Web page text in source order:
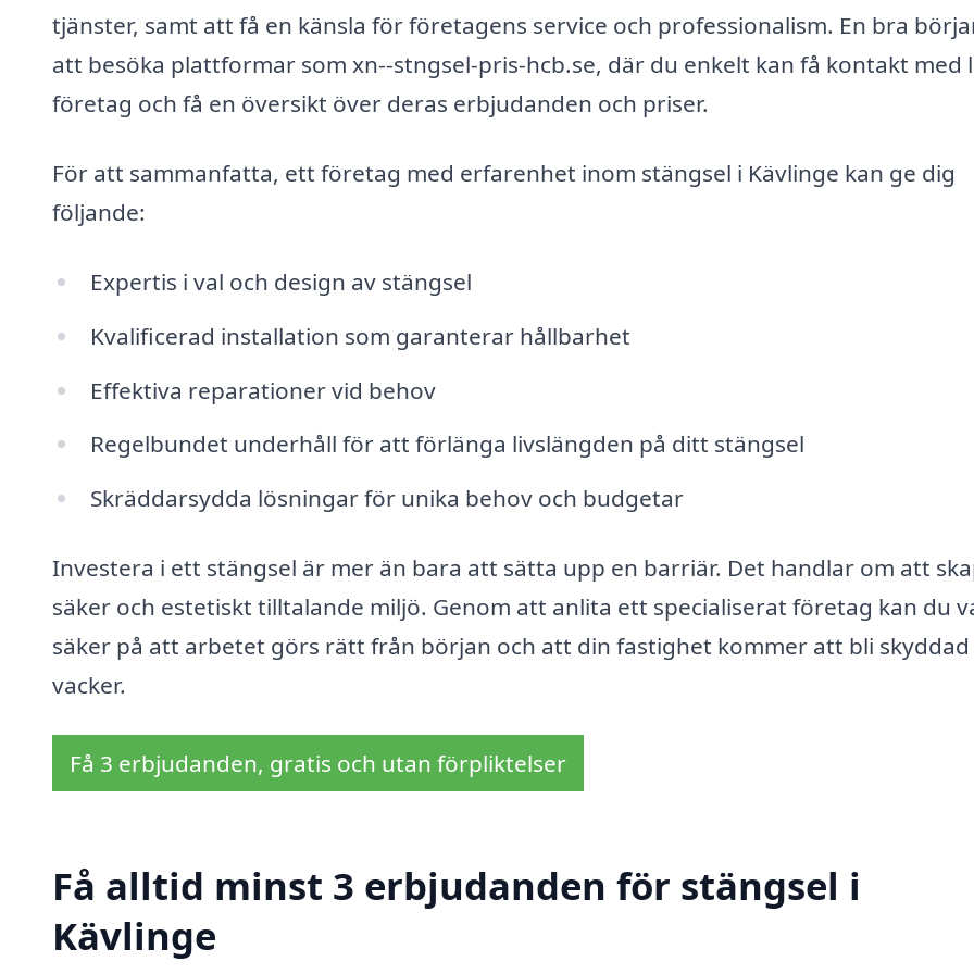
tjänster, samt att få en känsla för företagens service och professionalism. En bra
att besöka plattformar som xn--stngsel-pris-hcb.se, där du enkelt kan få kontakt med
företag och få en översikt över deras erbjudanden och priser.
För att sammanfatta, ett företag med erfarenhet inom stängsel i Kävlinge kan ge dig
följande:
Expertis i val och design av stängsel
Kvalificerad installation som garanterar hållbarhet
Effektiva reparationer vid behov
Regelbundet underhåll för att förlänga livslängden på ditt stängsel
Skräddarsydda lösningar för unika behov och budgetar
Investera i ett stängsel är mer än bara att sätta upp en barriär. Det handlar om att
säker och estetiskt tilltalande miljö. Genom att anlita ett specialiserat företag kan du
säker på att arbetet görs rätt från början och att din fastighet kommer att bli skyddad
vacker.
Få 3 erbjudanden, gratis och utan förpliktelser
Få alltid minst 3 erbjudanden för stängsel i
Kävlinge